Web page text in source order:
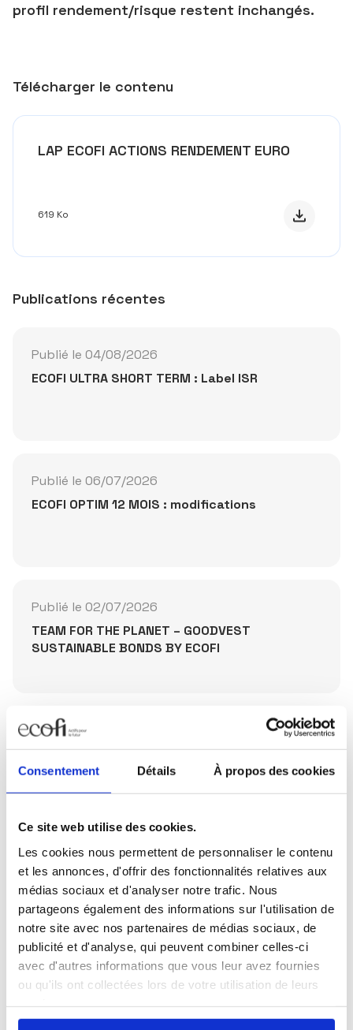
Consentement Détails À propos des cookies
Ce site web utilise des cookies.
Les cookies nous permettent de personnaliser le contenu
et les annonces, d'offrir des fonctionnalités relatives aux
médias sociaux et d'analyser notre trafic. Nous
partageons également des informations sur l'utilisation de
notre site avec nos partenaires de médias sociaux, de
publicité et d'analyse, qui peuvent combiner celles-ci
avec d'autres informations que vous leur avez fournies
ou qu'ils ont collectées lors de votre utilisation de leurs
profil rendement/risque restent inchangés.
Télécharger le contenu
LAP ECOFI ACTIONS RENDEMENT EURO
619 Ko Télécharger
Publications récentes
Publié le 04/08/2026
ECOFI ULTRA SHORT TERM : Label ISR
Publié le 06/07/2026
ECOFI OPTIM 12 MOIS : modifications
Publié le 02/07/2026
TEAM FOR THE PLANET – GOODVEST
SUSTAINABLE BONDS BY ECOFI
Partager la publication
Restez informés
Sélectionnez les actualités qui vous intéressent et
abonnez-vous pour les recevoir en exclusivité.
Toutes nos actualités
Marché du lundi
Mensuel Ecofi